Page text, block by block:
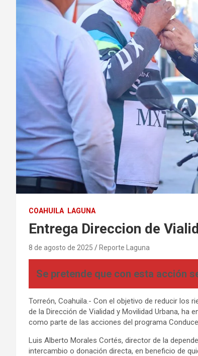
COAHUILA LAGUNA
Entrega Direccion de
8 de agosto de 2025 Reporte Laguna
Se pretende que con esta acción
Torreón, Coahuila.- Con el objetivo de reducir los
de la Dirección de Vialidad y Movilidad Urbana,
como parte de las acciones del programa
Luis Alberto Morales Cortés, director de la
intercambio o donación directa, en beneficio de